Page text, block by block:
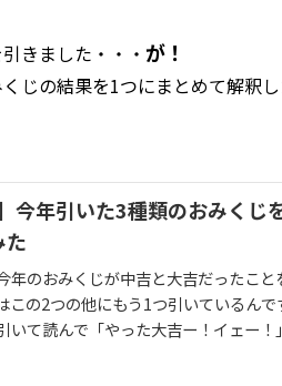
きました・・・ が！
じの結果を1つにまとめて解釈し
今年引いた3種類のおみくじ
た
年のおみくじが中吉と大吉だったこ
この2つの他にもう1つ引いているん
いて読んで「やった大吉ー！イェー！